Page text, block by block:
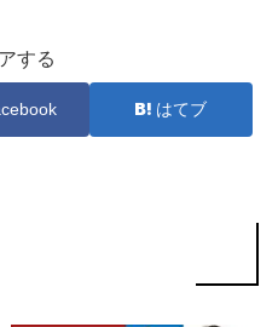
する
はてブ